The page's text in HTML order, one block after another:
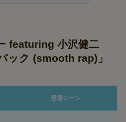
featuring 小沢健二
ック (smooth rap)」
登場シーン